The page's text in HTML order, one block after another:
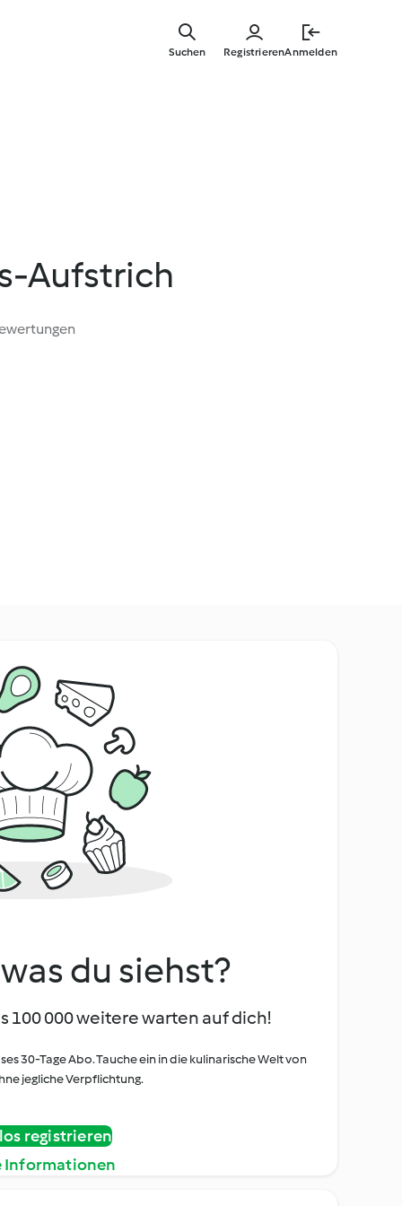
springen
RegistrierenAnmelden
Suchen
Aufstrich
du siehst?
100 000 weitere warten auf dich!
30-Tage Abo. Tauche ein in die kulinarische Welt von
jegliche Verpflichtung.
registrieren
Informationen